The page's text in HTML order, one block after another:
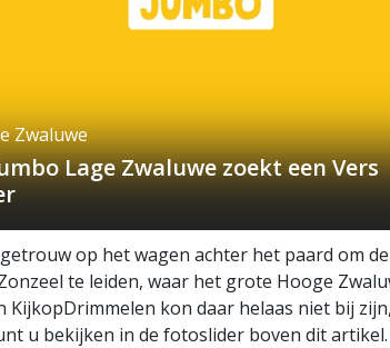
Zwaluwe
Lage Zwaluwe zoekt een Vers
op het wagen achter het paard om
te leiden, waar het grote Hooge
KijkopDrimmelen kon daar helaas niet bij
u bekijken in de fotoslider boven dit artikel.